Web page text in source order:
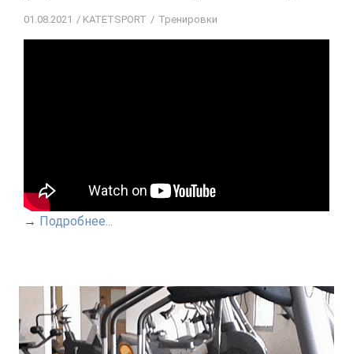
01.08.2021 KATETSPORT Тренировки
→ Подробнее...